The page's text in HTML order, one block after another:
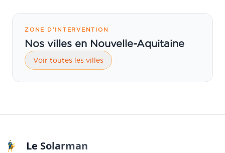
ZONE D’INTERVENTION
Nos villes en Nouvelle-Aquitaine
Voir toutes les villes
Le Solarman